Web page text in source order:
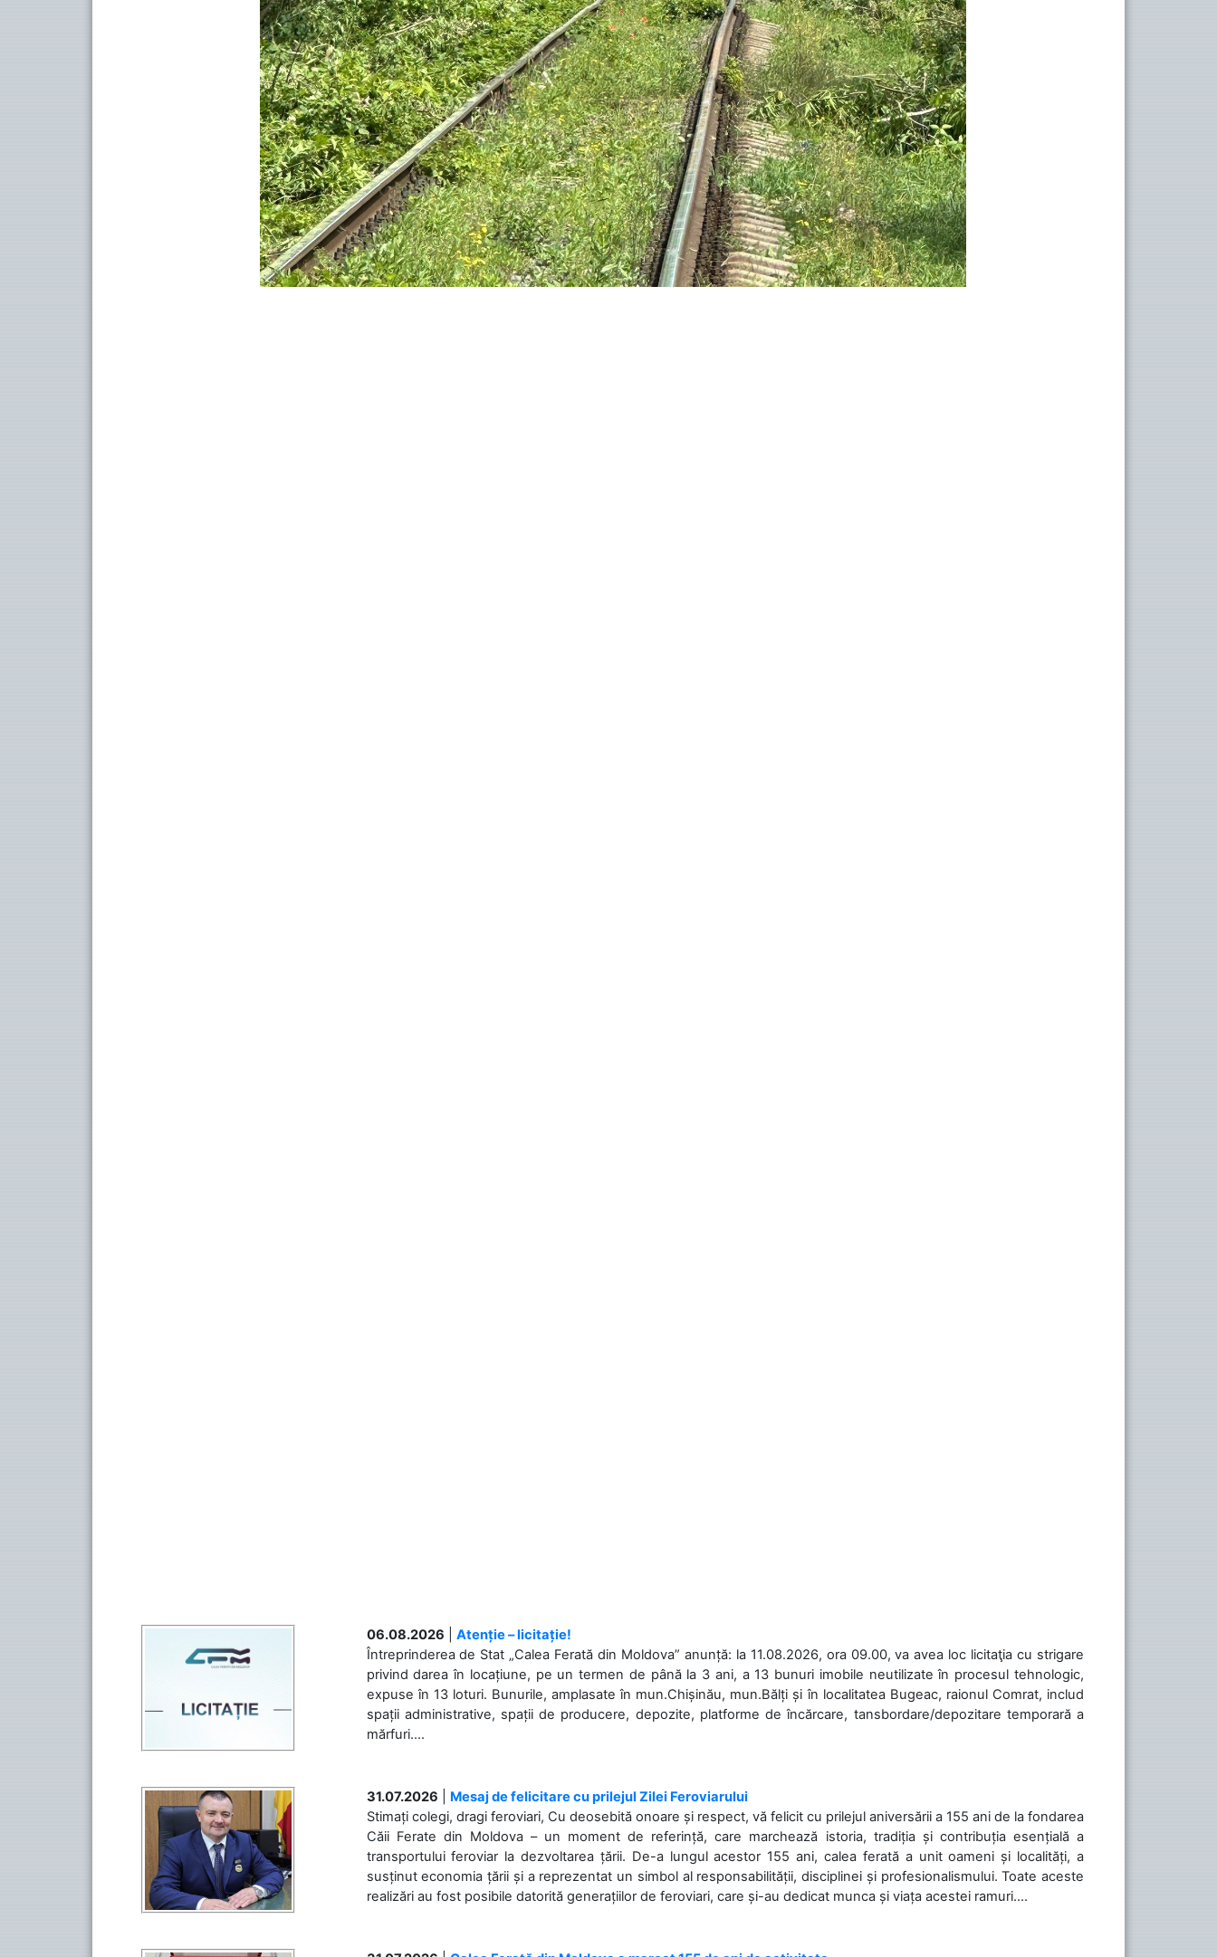
06.08.2026
Atenție – licitație!
Întreprinderea de Stat „Calea Ferată din Moldova” anunță: la 11.08.2026, ora 09.00, va avea loc licitaţia cu strigare
privind darea în locațiune, pe un termen de până la 3 ani, a 13 bunuri imobile neutilizate în procesul tehnologic,
expuse în 13 loturi. Bunurile, amplasate în mun.Chișinău, mun.Bălți și în localitatea Bugeac, raionul Comrat, includ
spații administrative, spații de producere, depozite, platforme de încărcare, tansbordare/depozitare temporară a
mărfuri....
31.07.2026
Mesaj de felicitare cu prilejul Zilei Feroviarului
Stimați colegi, dragi feroviari, Cu deosebită onoare și respect, vă felicit cu prilejul aniversării a 155 ani de la fondarea
Căii Ferate din Moldova – un moment de referință, care marchează istoria, tradiția și contribuția esențială a
transportului feroviar la dezvoltarea țării. De-a lungul acestor 155 ani, calea ferată a unit oameni și localități, a
susținut economia țării și a reprezentat un simbol al responsabilității, disciplinei și profesionalismului. Toate aceste
realizări au fost posibile datorită generațiilor de feroviari, care și-au dedicat munca și viața acestei ramuri....